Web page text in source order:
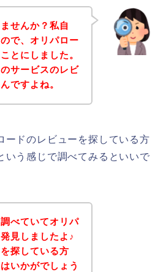
せんか？私自
で、オリパロー
とにしました。
サービスのレビ
ですよね。
ードのレビューを探している方
う感じで調べてみるといいで
べていてオリパ
見しましたよ♪
探している方
いかがでしょう